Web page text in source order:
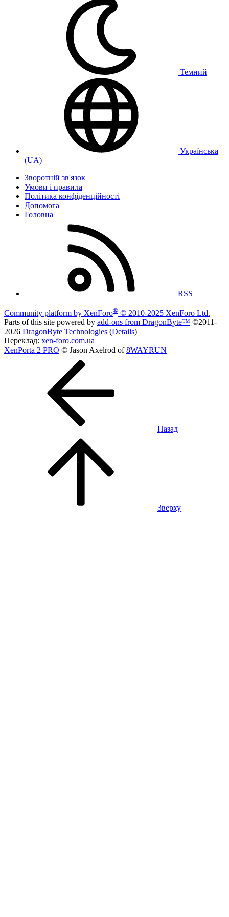
Темний
Українська
(UA)
Зворотній зв'язок
Умови і правила
Політика конфіденційності
Дoпoмoга
Головна
RSS
Community platform by XenForo® © 2010-2025 XenForo Ltd.
Parts of this site powered by add-ons from DragonByte™ ©2011-
2026 DragonByte Technologies (Details)
Переклад: xen-foro.com.ua
XenPorta 2 PRO © Jason Axelrod of8WAYRUN
Назад
Зверху